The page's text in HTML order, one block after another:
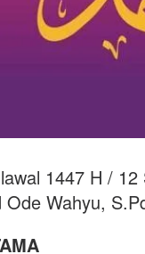
1447 H /
Wahyu,